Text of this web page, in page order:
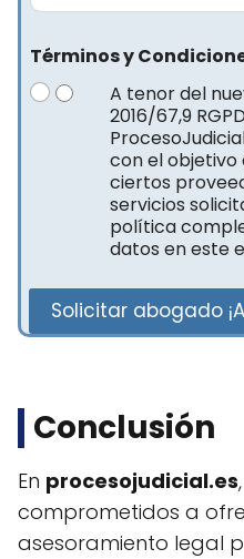
Términos y
A tenor del
2016/67,9
con el
ciertos
servicios
política
datos en este
Solicitar abogado
Conclusión
En procesojudicial.es
comprometidos a
asesoramiento legal